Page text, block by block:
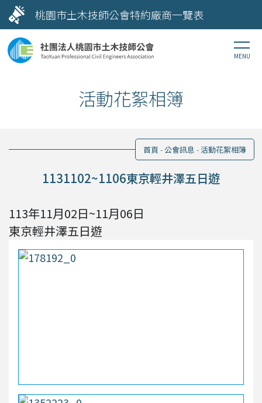
桃園市土木技師公會特約廠商一覽表
活動花絮相簿
首頁 公會訊息 活動花絮相簿
1131102~1106東京輕井澤五日遊
113年11月02日~11月06日
東京輕井澤五日遊